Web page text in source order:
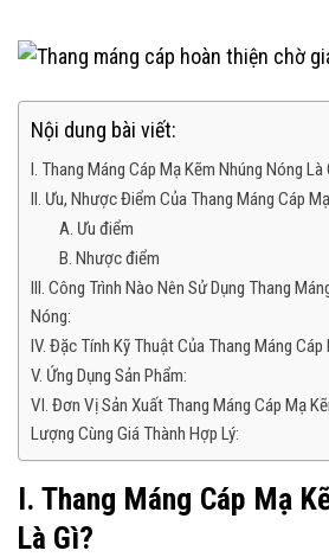
Nội dung bài viết:
I. Thang Máng Cáp Mạ Kẽm Nhúng Nóng Là
II. Ưu, Nhược Điểm Của Thang Máng Cáp
A. Ưu điểm
B. Nhược điểm
III. Công Trình Nào Nên Sử Dụng Thang
Nóng:
IV. Đặc Tính Kỹ Thuật Của Thang Máng Cáp
V. Ứng Dụng Sản Phẩm:
VI. Đơn Vị Sản Xuất Thang Máng Cáp Mạ
Lượng Cùng Giá Thành Hợp Lý:
I. Thang Máng Cáp Mạ
Là Gì?